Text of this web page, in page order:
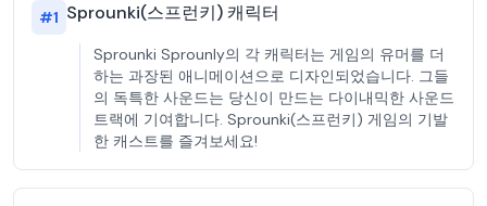
#1 Sprounki(스프런키) 캐릭터
Sprounki Sprounly의 각 캐릭터는 게임의 유머를 더
하는 과장된 애니메이션으로 디자인되었습니다. 그들
의 독특한 사운드는 당신이 만드는 다이내믹한 사운드
트랙에 기여합니다. Sprounki(스프런키) 게임의 기발
한 캐스트를 즐겨보세요!